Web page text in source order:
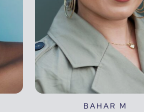
BAHAR M